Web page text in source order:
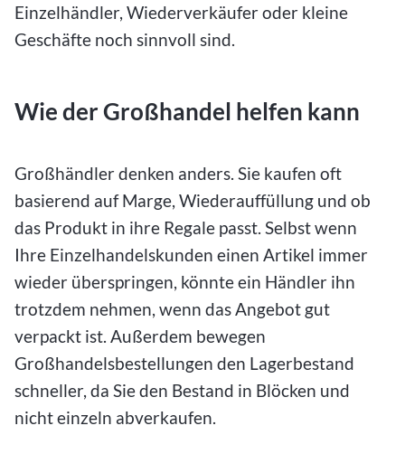
Einzelhändler, Wiederverkäufer oder kleine
Geschäfte noch sinnvoll sind.
Wie der Großhandel helfen kann
Großhändler denken anders. Sie kaufen oft
basierend auf Marge, Wiederauffüllung und ob
das Produkt in ihre Regale passt. Selbst wenn
Ihre Einzelhandelskunden einen Artikel immer
wieder überspringen, könnte ein Händler ihn
trotzdem nehmen, wenn das Angebot gut
verpackt ist. Außerdem bewegen
Großhandelsbestellungen den Lagerbestand
schneller, da Sie den Bestand in Blöcken und
nicht einzeln abverkaufen.